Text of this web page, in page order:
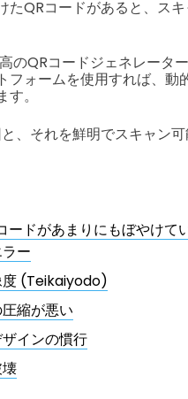
たQRコードがあると、ス
のQRコードジェネレータ
フォームを使用すれば、
。
、それを鮮明でスキャン
ードがあまりにもぼやけて
ー
度 (Teikaiyodo)
縮が悪い
インの慣行